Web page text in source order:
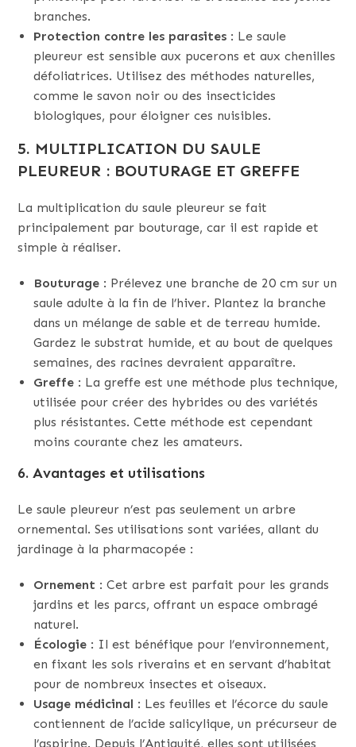
branches.
Protection contre les parasites : Le saule
pleureur est sensible aux pucerons et aux chenilles
défoliatrices. Utilisez des méthodes naturelles,
comme le savon noir ou des insecticides
biologiques, pour éloigner ces nuisibles.
5. MULTIPLICATION DU SAULE
PLEUREUR : BOUTURAGE ET GREFFE
La multiplication du saule pleureur se fait
principalement par bouturage, car il est rapide et
simple à réaliser.
Bouturage : Prélevez une branche de 20 cm sur un
saule adulte à la fin de l’hiver. Plantez la branche
dans un mélange de sable et de terreau humide.
Gardez le substrat humide, et au bout de quelques
semaines, des racines devraient apparaître.
Greffe : La greffe est une méthode plus technique,
utilisée pour créer des hybrides ou des variétés
plus résistantes. Cette méthode est cependant
moins courante chez les amateurs.
6. Avantages et utilisations
Le saule pleureur n’est pas seulement un arbre
ornemental. Ses utilisations sont variées, allant du
jardinage à la pharmacopée :
Ornement : Cet arbre est parfait pour les grands
jardins et les parcs, offrant un espace ombragé
naturel.
Écologie : Il est bénéfique pour l’environnement,
en fixant les sols riverains et en servant d’habitat
pour de nombreux insectes et oiseaux.
Usage médicinal : Les feuilles et l’écorce du saule
contiennent de l’acide salicylique, un précurseur de
l’aspirine. Depuis l’Antiquité, elles sont utilisées